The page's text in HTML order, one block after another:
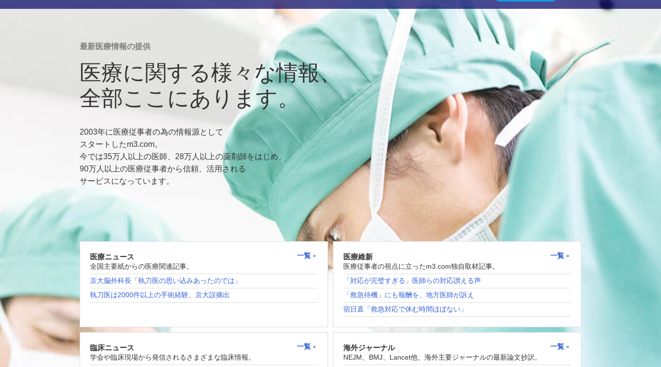
最新医療情報の提供
医療に関する様々な情報、
全部ここにあります。
2003年に医療従事者の為の情報源として
スタートしたm3.com。
今では35万人以上の医師、28万人以上の薬剤師をはじめ、
90万人以上の医療従事者から信頼、活用される
サービスになっています。
医療ニュース
一覧
全国主要紙からの医療関連記事。
京大脳外科長「執刀医の思い込みあったのでは」
執刀医は2000件以上の手術経験、京大誤摘出
医療維新
一覧
医療従事者の視点に立ったm3.com独自取材記事。
「対応が完璧すぎる」医師らの対応讃える声
「救急待機」にも報酬を、地方医師が訴え
宿日直「救急対応で休む時間ほぼない」
臨床ニュース
一覧
学会や臨床現場から発信されるさまざまな臨床情報。
海外ジャーナル
一覧
NEJM、BMJ、Lancet他、海外主要ジャーナルの最新論文抄訳。